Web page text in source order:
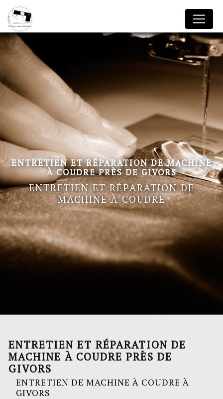
ENTRETIEN ET RÉPARATION DE MACHINE
À COUDRE PRÈS DE GIVORS
ENTRETIEN ET RÉPARATION DE
MACHINE À COUDRE
ENTRETIEN ET RÉPARATION DE
MACHINE À COUDRE PRÈS DE
GIVORS
ENTRETIEN DE MACHINE À COUDRE À
GIVORS
Panneau de gestion des cookies